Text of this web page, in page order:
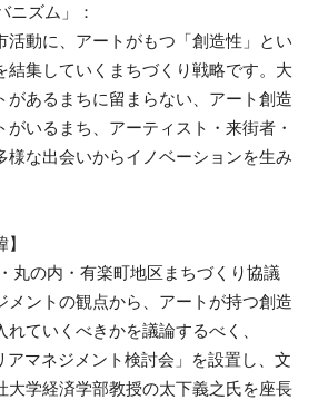
ニズム」：
活動に、アートがもつ「創造性」とい
結集していくまちづくり戦略です。大
があるまちに留まらない、アート創造
がいるまち、アーティスト・来街者・
様な出会いからイノベーションを生み
丸の内・有楽町地区まちづくり協議
メントの観点から、アートが持つ創造
ていくべきかを議論するべく、
マネジメント検討会」を設置し、文
大学経済学部教授の太下義之氏を座長